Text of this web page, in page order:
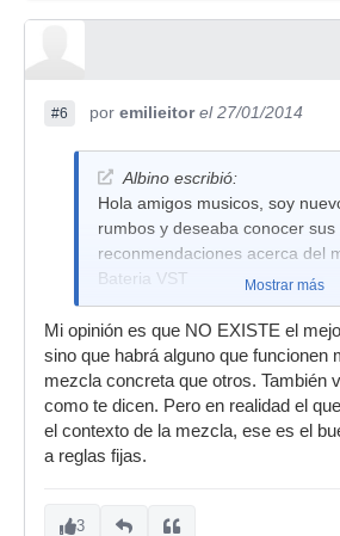
#6 por emilieitor el 27/01/2014
Albino escribió:
Hola amigos musicos, soy
rumbos y deseaba conocer sus
reconmendaciones acerca del
Bateria VST
Mostrar más
Mi opinión es que NO EXISTE el
sino que habrá alguno que funcionen
mezcla concreta que otros. También
como te dicen. Pero en realidad el
el contexto de la mezcla, ese es el
a reglas fijas.
3